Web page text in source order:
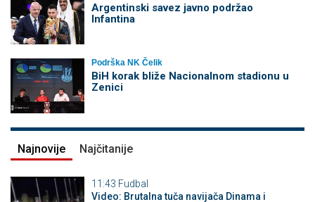
Argentinski savez javno podržao
Infantina
Podrška NK Čelik
BiH korak bliže Nacionalnom stadionu u
Zenici
Najnovije Najčitanije
11:43 Fudbal
Video: Brutalna tuča navijača Dinama i